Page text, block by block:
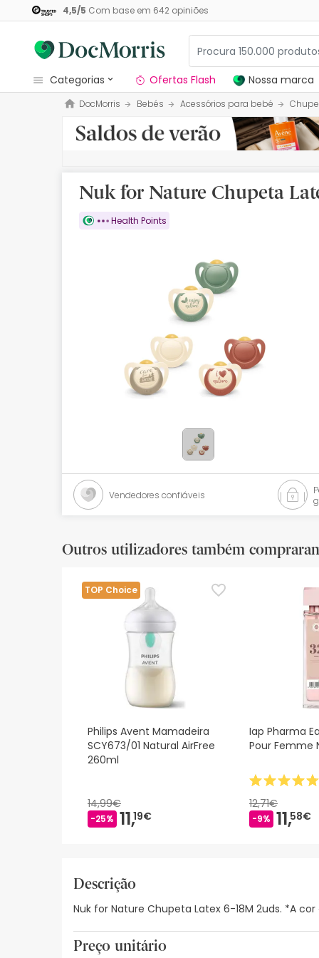
4,5/5 Com base em 642opiniões
categorias
Dermocosmetica
Nossa marca
Medicamentos
Cosmética
Promoções
Mais vendidos
Ofertas Flash Nossa marca
DocMorris Bebés Acessórios para bebé
Nuk for Nature Chupeta
Health Points
Vendedores confiáveis
Outros utilizadores também
TOP Choice
Philips Avent Mamadeira
SCY673/01 Natural AirFree
260ml
14,99€
-25% 11,19€
Iap Pharma
Pour Femme
12,71€
-9% 11,58€
Descrição
Nuk for Nature Chupeta Latex 6-18M 2uds. *A
Preço unitário